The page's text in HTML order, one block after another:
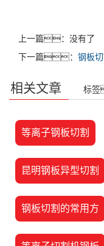
上一篇：没有了
下一篇： 钢板
相关文章 标
等离子钢板切割
昆明钢板异型切割
钢板切割的常用方